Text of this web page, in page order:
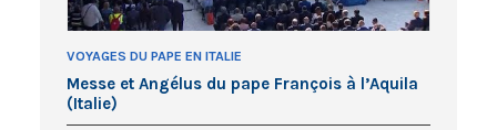
VOYAGES DU PAPE EN ITALIE
Messe et Angélus du pape François à l’Aquila
(Italie)